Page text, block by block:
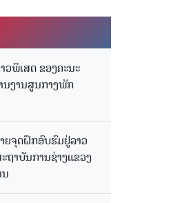
ວພິເສດ ຂອງຄະນະ
ງານສູນກາງພັກ
ຍຈຸດຝຶກອົບຮົມຢູ່ລາວ
ຖາບັນການຊ່າງແຂວງ